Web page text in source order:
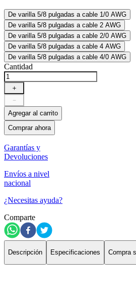
De varilla 5/8 pulgadas a cable 1/0 AWG
De varilla 5/8 pulgadas a cable 2 AWG
De varilla 5/8 pulgadas a cable 2/0 AWG
De varilla 5/8 pulgadas a cable 4 AWG
De varilla 5/8 pulgadas a cable 4/0 AWG
Cantidad
＋
－
Agregar al carrito
Comprar ahora
Garantías y
Devoluciones
Envíos a nivel
nacional
¿Necesitas ayuda?
Comparte
Descripción Especificaciones Compra